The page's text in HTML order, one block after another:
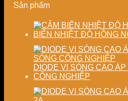
định
lượng
sấy
nghiệp
Sản phẩm
BIẾN NHIỆT ĐỘ HỒNG
DIODE VI SÓNG CAO
CÔNG NGHIỆP